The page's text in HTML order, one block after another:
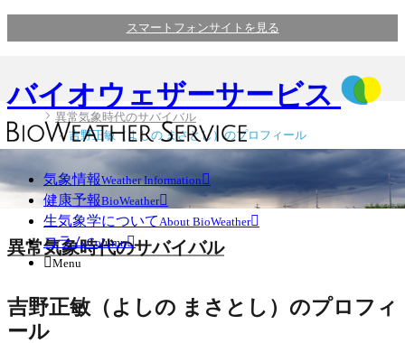
スマートフォンサイトを見る
バイオウェザーサービス
気象情報Weather Information 
健康予報BioWeather
生気象学について About BioWeather
コラムColumn
Menu
異常気象時代のサバイバル
吉野正敏（よしの まさとし）のプロフィール
異常気象時代のサバイバル
吉野正敏（よしの まさとし）のプロフィ
ール